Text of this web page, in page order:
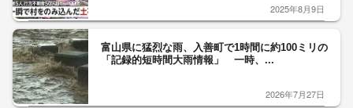
2025年8月9日
富山県に猛烈な雨、入善町で1時間に約100ミリの
「記録的短時間大雨情報」 一時、...
2026年7月27日